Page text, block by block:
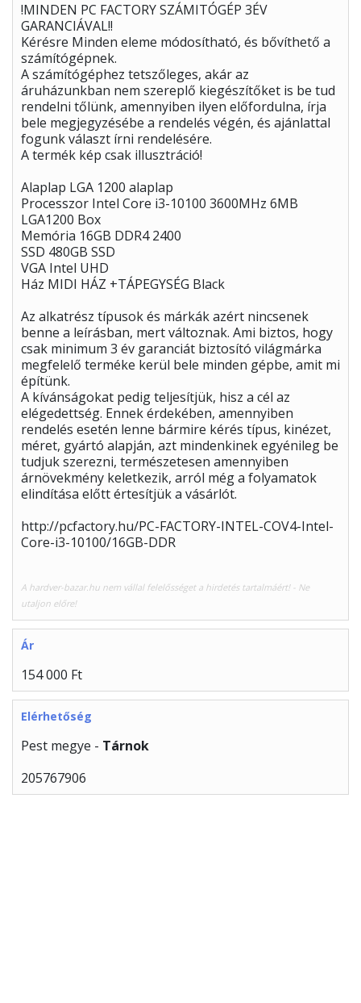
!MINDEN PC FACTORY SZÁMITÓGÉP 3ÉV
GARANCIÁVAL!!
Kérésre Minden eleme módosítható, és bővíthető a
számítógépnek.
A számítógéphez tetszőleges, akár az
áruházunkban nem szereplő kiegészítőket is be tud
rendelni tőlünk, amennyiben ilyen előfordulna, írja
bele megjegyzésébe a rendelés végén, és ajánlattal
fogunk választ írni rendelésére.
A termék kép csak illusztráció!
Alaplap LGA 1200 alaplap
Processzor Intel Core i3-10100 3600MHz 6MB
LGA1200 Box
Memória 16GB DDR4 2400
SSD 480GB SSD
VGA Intel UHD
Ház MIDI HÁZ +TÁPEGYSÉG Black
Az alkatrész típusok és márkák azért nincsenek
benne a leírásban, mert változnak. Ami biztos, hogy
csak minimum 3 év garanciát biztosító világmárka
megfelelő terméke kerül bele minden gépbe, amit mi
építünk.
A kívánságokat pedig teljesítjük, hisz a cél az
elégedettség. Ennek érdekében, amennyiben
rendelés esetén lenne bármire kérés típus, kinézet,
méret, gyártó alapján, azt mindenkinek egyénileg be
tudjuk szerezni, természetesen amennyiben
árnövekmény keletkezik, arról még a folyamatok
elindítása előtt értesítjük a vásárlót.
http://pcfactory.hu/PC-FACTORY-INTEL-COV4-Intel-
Core-i3-10100/16GB-DDR
A hardver-bazar.hu nem vállal felelősséget a hirdetés tartalmáért! - Ne
utaljon előre!
Ár
154 000 Ft
Elérhetőség
Pest megye - Tárnok
205767906